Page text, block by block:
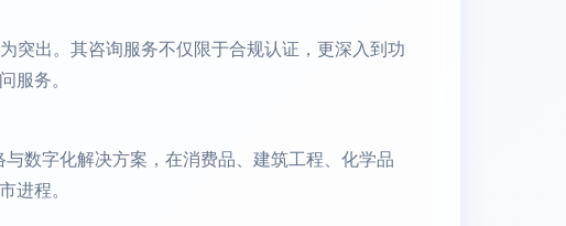
突出。其咨询服务不仅限于合规认证，更深入到功
服务。
数字化解决方案，在消费品、建筑工程、化学品
进程。